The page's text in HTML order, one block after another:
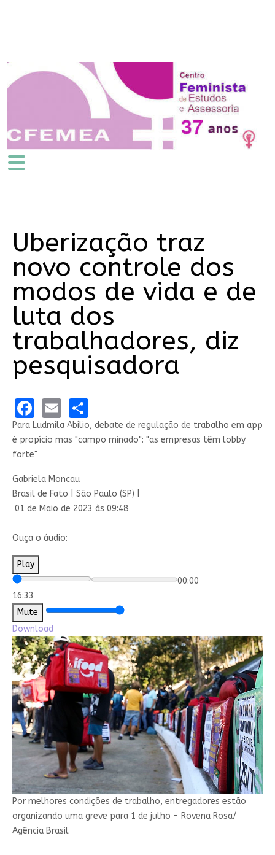
Uberização traz
novo controle dos
modos de vida e de
luta dos
trabalhadores, diz
pesquisadora
Facebook
EmailShare
Para Ludmila Abílio, debate de regulação de trabalho em app
é propício mas "campo minado": "as empresas têm lobby
forte"
Gabriela Moncau
Brasil de Fato | São Paulo (SP) |
01 de Maio de 2023 às 09:48
Ouça o áudio:
Play
00:00
16:33
Mute
Download
Por melhores condições de trabalho, entregadores estão
organizando uma greve para 1 de julho - Rovena Rosa/
Agência Brasil